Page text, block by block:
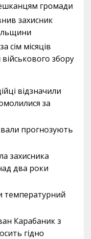
громади
захисник
сім місяців
збору
відзначили
за
прогнозують
захисника
два роки
температурний
Карабаник з
гідно